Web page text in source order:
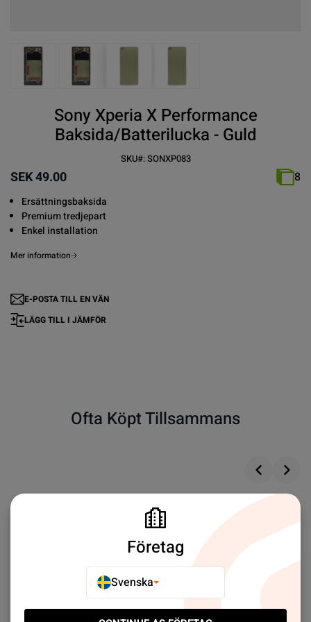
View larger imageView larger imageView larger imageView larger image
Sony Xperia X Performance
Baksida/Batterilucka - Guld
SKU#:SONXP083
SEK 49.00 8
Ersättningsbaksida
Premium tredjepart
Enkel installation
Mer information
E-POSTA TILL EN VÄN
LÄGG TILL I JÄMFÖR
Ofta Köpt Tillsammans
Företag
Svenska